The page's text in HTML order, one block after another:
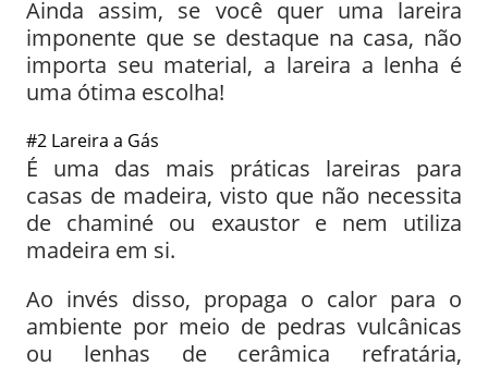
Ainda assim, se você quer uma lareira
imponente que se destaque na casa, não
importa seu material, a lareira a lenha é
uma ótima escolha!
#2 Lareira a Gás
É uma das mais práticas lareiras para
casas de madeira, visto que não necessita
de chaminé ou exaustor e nem utiliza
madeira em si.
Ao invés disso, propaga o calor para o
ambiente por meio de pedras vulcânicas
ou lenhas de cerâmica refratária,